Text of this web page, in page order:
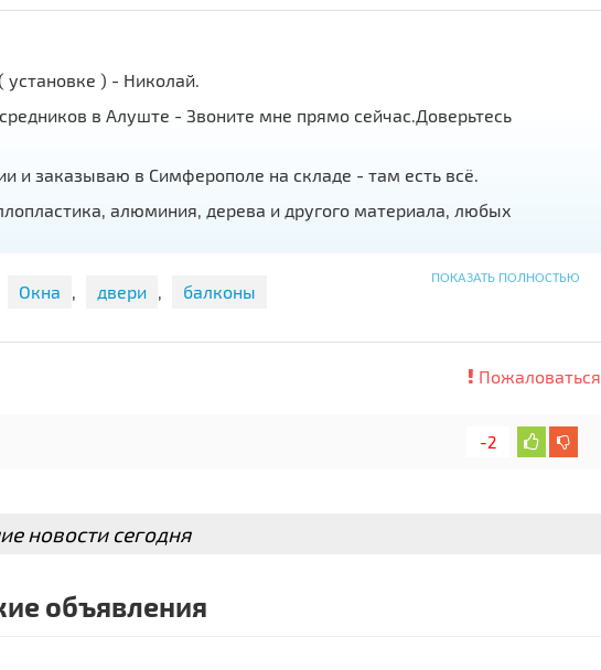
) - Николай.
в Алуште - Звоните мне прямо сейчас.Доверьтесь
и заказываю в Симферополе на складе - там есть всё.
алюминия, дерева и другого материала, любых
петель.
профиля.
ПОКАЗАТЬ ПОЛНОСТЬЮ
Окна , двери , балконы
Пожаловаться
-2
новости сегодня
объявления